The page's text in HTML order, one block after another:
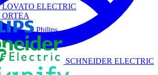
LOVATO ELECTRIC
ORTEA
Philips
SCHNEIDER ELECTRIC